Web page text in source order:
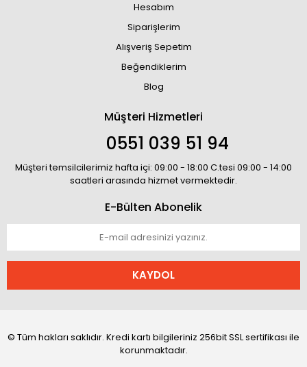
Hesabım
Siparişlerim
Alışveriş Sepetim
Beğendiklerim
Blog
Müşteri Hizmetleri
0551 039 51 94
Müşteri temsilcilerimiz hafta içi: 09:00 - 18:00 C.tesi 09:00 - 14:00
saatleri arasında hizmet vermektedir.
E-Bülten Abonelik
KAYDOL
© Tüm hakları saklıdır. Kredi kartı bilgileriniz 256bit SSL sertifikası ile
korunmaktadır.